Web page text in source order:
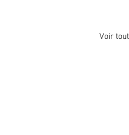
Voir tout